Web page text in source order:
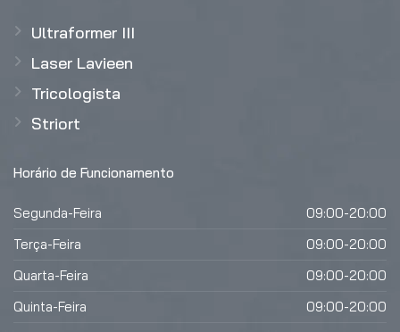
Ultraformer III
Laser Lavieen
Tricologista
Striort
Horário de Funcionamento
Segunda-Feira
09:00-20:00
Terça-Feira
09:00-20:00
Quarta-Feira
09:00-20:00
Quinta-Feira
09:00-20:00